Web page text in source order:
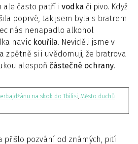
ale často patří i vodka či pivo. Když
poprvé, tak jsem byla s bratrem
nás nenapadlo alkohol
navíc kouřila. Neviděli jsme v
zpětně si i uvědomuji, že bratrova
alespoň částečné ochrany.
na skok do Tbilisi, Město duchů
přišlo pozvání od známých, pití